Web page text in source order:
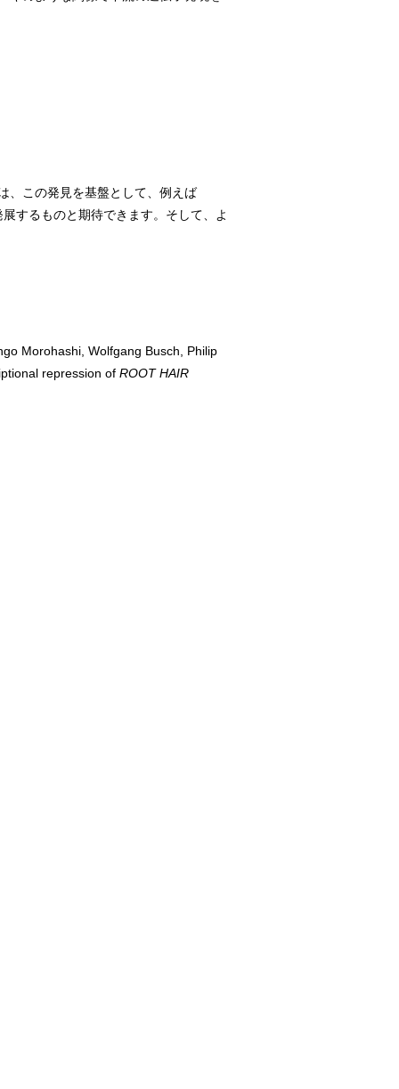
、この発見を基盤として、例えば
するものと期待できます。そして、よ
Morohashi, Wolfgang Busch, Philip
repression ofROOT HAIR